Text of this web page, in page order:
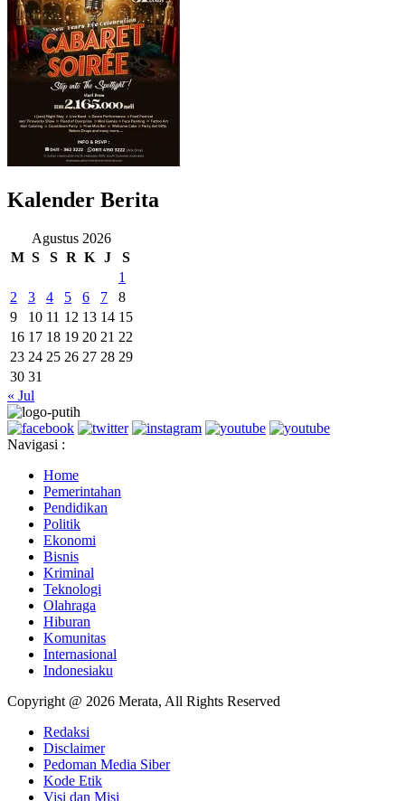
Kalender Berita
Agustus 2026
M S S R K J
S
1
2
3 4 5 6 7
8
9
10 11 12 13 14 15
16 17 18 19 20 21 22
23 24 25 26 27 28 29
30 31
« Jul
Navigasi :
Home
Pemerintahan
Pendidikan
Politik
Ekonomi
Bisnis
Kriminal
Teknologi
Olahraga
Hiburan
Komunitas
Internasional
Indonesiaku
Copyright @ 2026 Merata, All Rights Reserved
Redaksi
Disclaimer
Pedoman Media Siber
Kode Etik
Visi dan Misi